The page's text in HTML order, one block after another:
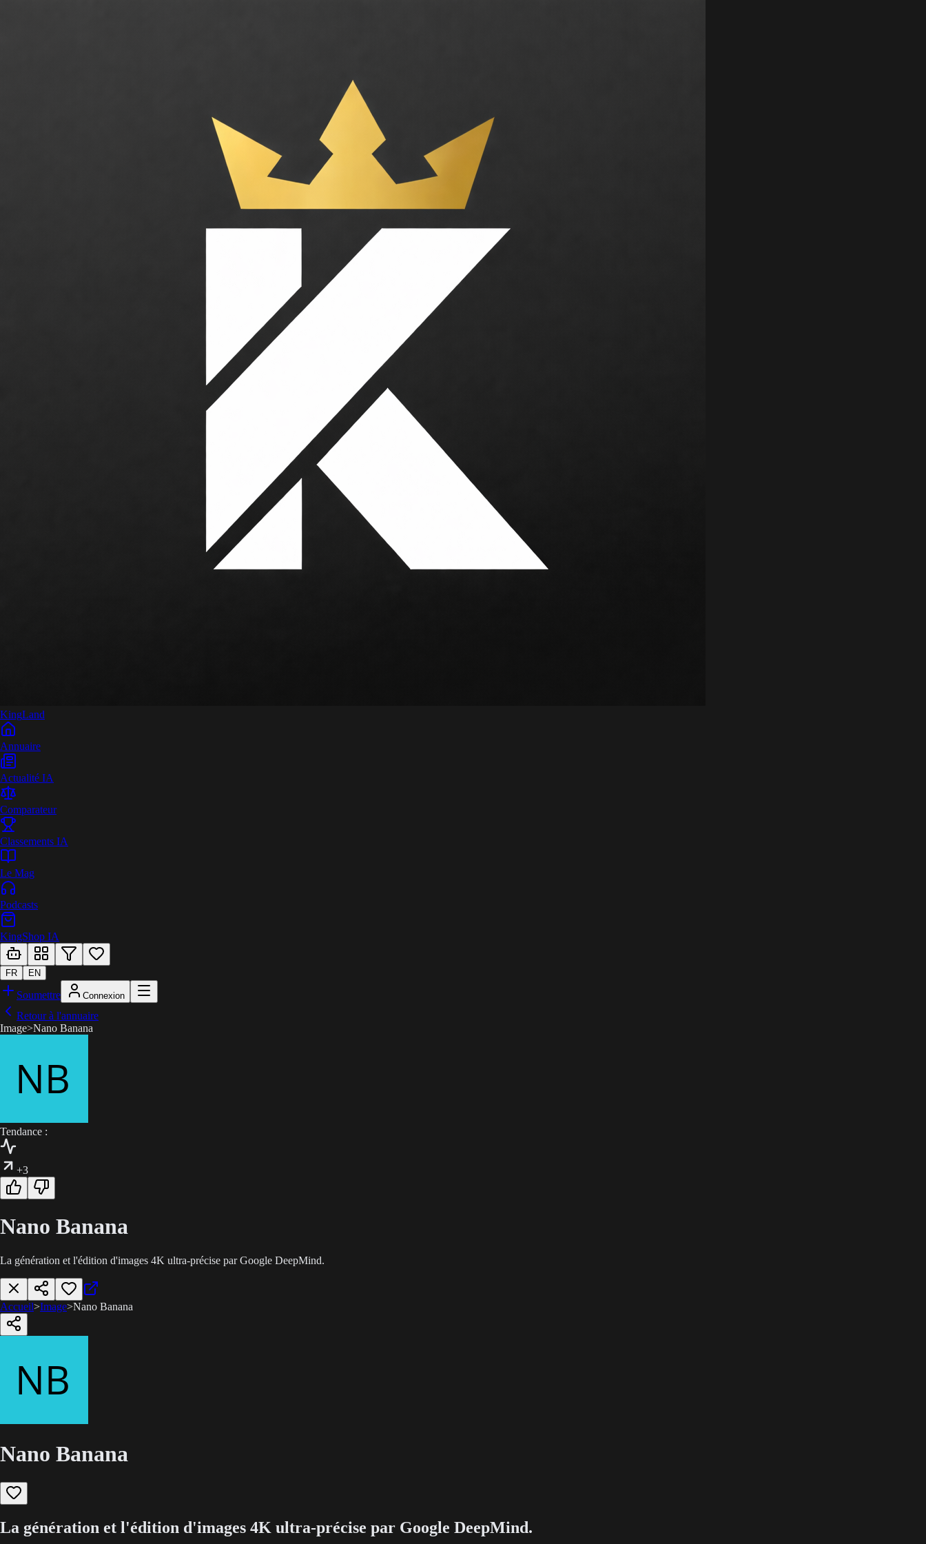
KingLand
Annuaire
Actualité IA
Comparateur
Classements IA
Le Mag
Podcasts
KingShop IA
FR EN
Soumettre Connexion
Retour à l'annuaire
Image>Nano Banana
Tendance :
+3
Nano Banana
La génération et l'édition d'images 4K ultra-précise par Google DeepMind.
Accueil>Image>Nano Banana
Nano Banana
La génération et l'édition d'images 4K ultra-précise par Google DeepMind.